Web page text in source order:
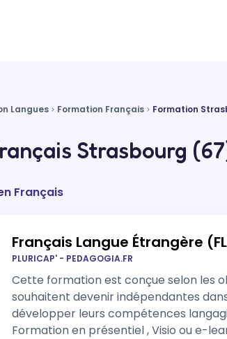
Langues Formation Français Formation
Strasbourg
Français
Français Langue Étrangère
PLURICAP' - PEDAGOGIA.FR
Cette formation est conçue selon les
souhaitent devenir indépendantes
développer leurs compétences
Formation en présentiel , Visio ou e-